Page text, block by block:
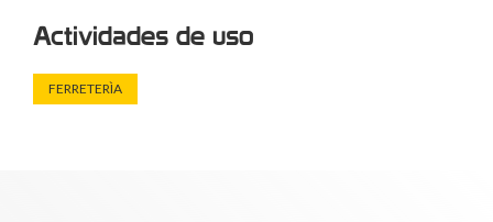
Actividades de uso
FERRETERÌA